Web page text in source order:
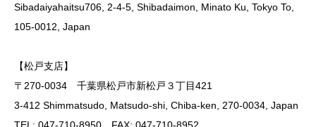
Sibadaiyahaitsu706, 2-4-5, Shibadaimon, Minato Ku, Tokyo To,
105-0012, Japan
【松戸支店】
〒270-0034 千葉県松戸市新松戸３丁目421
3-412 Shimmatsudo, Matsudo-shi, Chiba-ken, 270-0034, Japan
TEL: 047-710-8950 FAX: 047-710-8952